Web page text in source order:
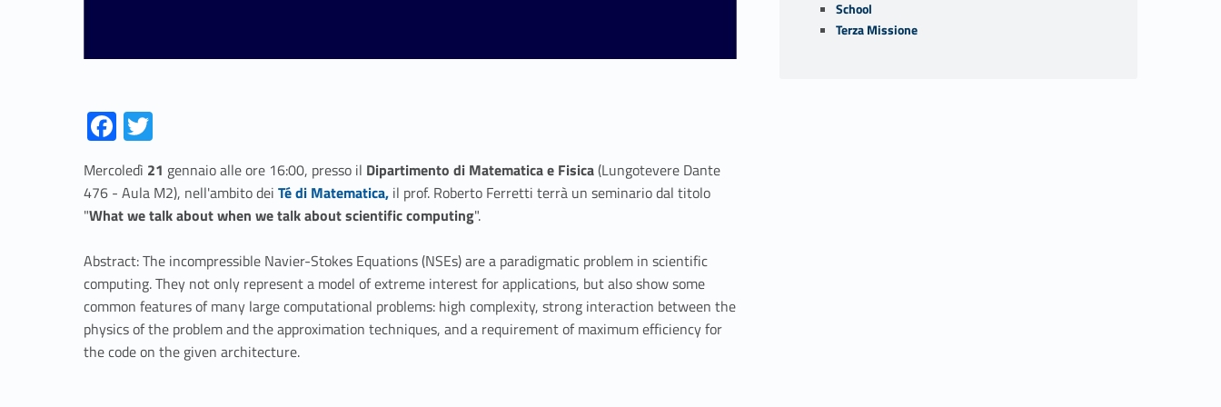
Fa
ce
b
o
k
w
itt
er
Mercoledì 21 gennaio alle ore 16:00, presso il Dipartimento di Matematica e Fisica(Lungotevere Dante
476 - Aula M2), nell'ambito dei Link identifier #identifier__37606-1
Té di Matematica, il prof. Roberto Ferretti terrà un seminario dal titolo
"What we talk about when we talk about scientific computing".
Abstract: The incompressible Navier-Stokes Equations (NSEs) are a paradigmatic problem in scientific
computing. They not only represent a model of extreme interest for applications, but also show some
common features of many large computational problems: high complexity, strong interaction between the
physics of the problem and the approximation techniques, and a requirement of maximum efficiency for
the code on the given architecture.
School
Terza Missione